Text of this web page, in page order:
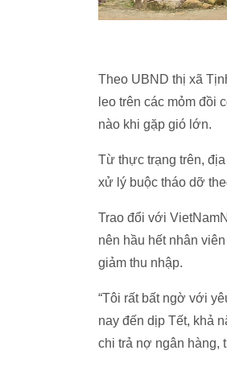
Theo UBND thị xã
leo trên các mỏm đồi
nào khi gặp gió lớn.
Từ thực trạng trên,
xử lý buộc tháo dỡ
Trao đổi với
nên hầu hết nhân
giảm thu nhập.
“Tôi rất bất ngờ với
nay đến dịp Tết, khả
chi trả nợ ngân hàng,